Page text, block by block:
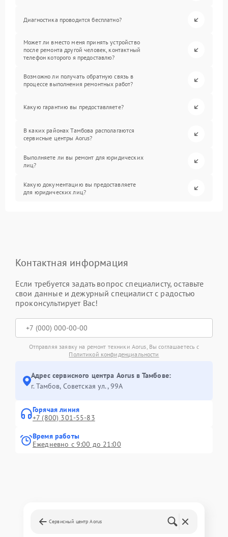
Диагностика проводится бесплатно?
Может ли вместо меня принять устройство
после ремонта другой человек, контактный
телефон которого я предоставлю?
Возможно ли получать обратную связь в
процессе выполнения ремонтных работ?
Какую гарантию вы предоставляете?
В каких районах Тамбова располагаются
сервисные центры Aorus?
Выполняете ли вы ремонт для юридических
лиц?
Какую документацию вы предоставляете
для юридических лиц?
Контактная информация
Если требуется задать вопрос специалисту, оставьте
свои данные и дежурный специалист с радостью
проконсультирует Вас!
Отправляя заявку на ремонт техники Aorus, Вы соглашаетесь с
Политикой конфиденциальности
Адрес сервисного центра Aorus в Тамбове:
г. Тамбов, Советская ул., 99А
Горячая линия
+7 (800) 301-55-83
Время работы
Ежедневно с 9:00 до 21:00
Сервисный центр Aorus